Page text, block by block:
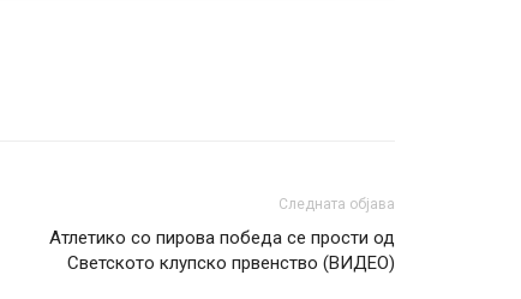
Следната објава
Атлетико со пирова победа се прости од
Светското клупско првенство (ВИДЕО)